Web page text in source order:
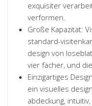
exquisiter
verformen.
Große Kapazität:
standard-
design von
vier fächer, und
Einzigartiges
ein visuelles
abdeckung,